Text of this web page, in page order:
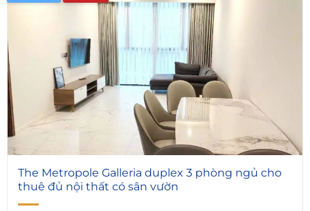
5
The Metropole Galleria duplex 3 phòng ngủ cho
thuê đủ nội thất có sân vườn